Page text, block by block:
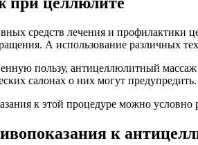
средств лечения и профилактики
А использование различных
пользу, антицеллюлитный
салонах о них могут предупредить.
к этой процедуре можно условно
к